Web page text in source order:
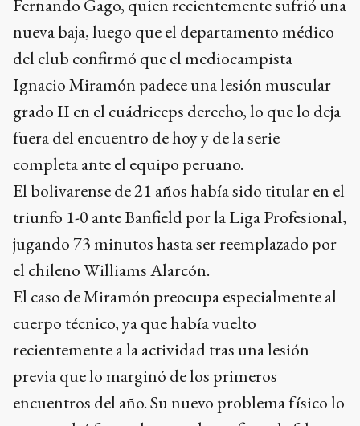
Fernando Gago, quien recientemente sufrió una
nueva baja, luego que el departamento médico
del club confirmó que el mediocampista
Ignacio Miramón padece una lesión muscular
grado II en el cuádriceps derecho, lo que lo deja
fuera del encuentro de hoy y de la serie
completa ante el equipo peruano.
El bolivarense de 21 años había sido titular en el
triunfo 1-0 ante Banfield por la Liga Profesional,
jugando 73 minutos hasta ser reemplazado por
el chileno Williams Alarcón.
El caso de Miramón preocupa especialmente al
cuerpo técnico, ya que había vuelto
recientemente a la actividad tras una lesión
previa que lo marginó de los primeros
encuentros del año. Su nuevo problema físico lo